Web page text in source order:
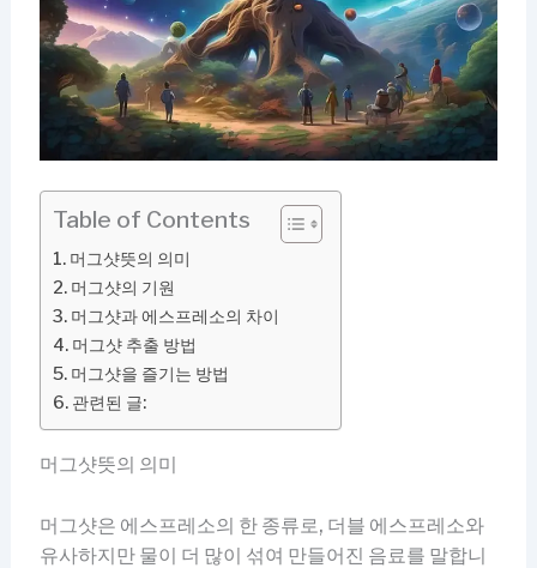
Table of Contents
머그샷뜻의 의미
머그샷의 기원
머그샷과 에스프레소의 차이
머그샷 추출 방법
머그샷을 즐기는 방법
관련된 글:
머그샷뜻의 의미
머그샷은 에스프레소의 한 종류로, 더블 에스프레소와
유사하지만 물이 더 많이 섞여 만들어진 음료를 말합니